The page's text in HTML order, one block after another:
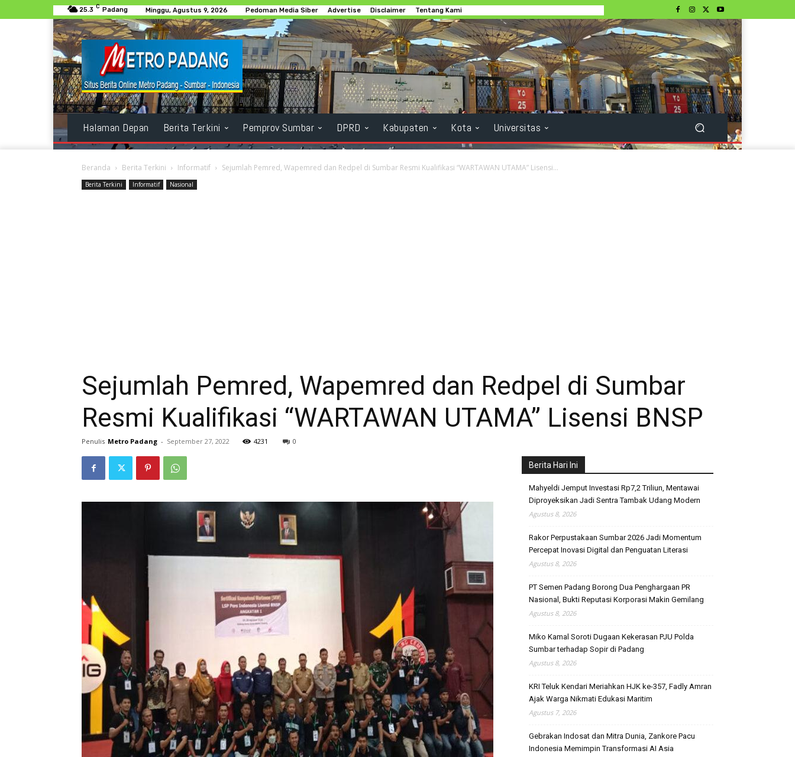
25.3 C Padang Minggu, Agustus 9, 2026 Pedoman Media Siber Advertise Disclaimer Tentang Kami
Halaman Depan Berita Terkini Pemprov Sumbar DPRD Kabupaten Kota Universitas
Beranda Berita Terkini Informatif Sejumlah Pemred, Wapemred dan Redpel di Sumbar Resmi Kualifikasi “WARTAWAN UTAMA” Lisensi...
Berita Terkini Informatif Nasional
Sejumlah Pemred, Wapemred dan Redpel di Sumbar
Resmi Kualifikasi “WARTAWAN UTAMA” Lisensi BNSP
Penulis Metro Padang - September 27, 2022 4231 0
Berita Hari Ini
Mahyeldi Jemput Investasi Rp7,2 Triliun, Mentawai
Diproyeksikan Jadi Sentra Tambak Udang Modern
Agustus 8, 2026
Rakor Perpustakaan Sumbar 2026 Jadi Momentum
Percepat Inovasi Digital dan Penguatan Literasi
Agustus 8, 2026
PT Semen Padang Borong Dua Penghargaan PR
Nasional, Bukti Reputasi Korporasi Makin Gemilang
Agustus 8, 2026
Miko Kamal Soroti Dugaan Kekerasan PJU Polda
Sumbar terhadap Sopir di Padang
Agustus 8, 2026
KRI Teluk Kendari Meriahkan HJK ke-357, Fadly Amran
Ajak Warga Nikmati Edukasi Maritim
Agustus 7, 2026
Gebrakan Indosat dan Mitra Dunia, Zankore Pacu
Indonesia Memimpin Transformasi AI Asia